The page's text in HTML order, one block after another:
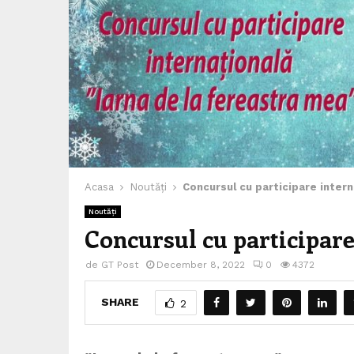
Acasa Noutăți Concursul cu participare
Noutăți
Concursul cu
de GT Post December 8, 2022 0 4372
SHARE 2